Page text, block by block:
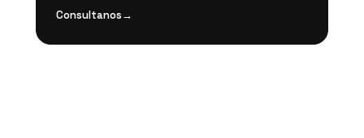
Consultanos→